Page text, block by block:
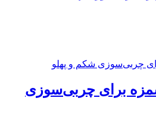
برای چربی‌سوزی